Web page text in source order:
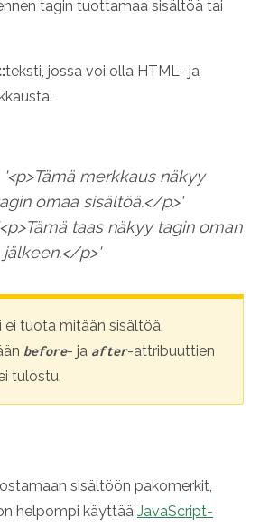
tagin tuottamaa sisältöä tai
teksti, jossa voi olla HTML- ja
'<p>Tämä merkkaus näkyy
omaa sisältöä.</p>'
taas näkyy tagin oman
jälkeen.</p>'
ei tuota mitään sisältöä,
before- ja after-attribuuttien
tulostu.
sisältöön pakomerkit,
helpompi käyttää JavaScript-